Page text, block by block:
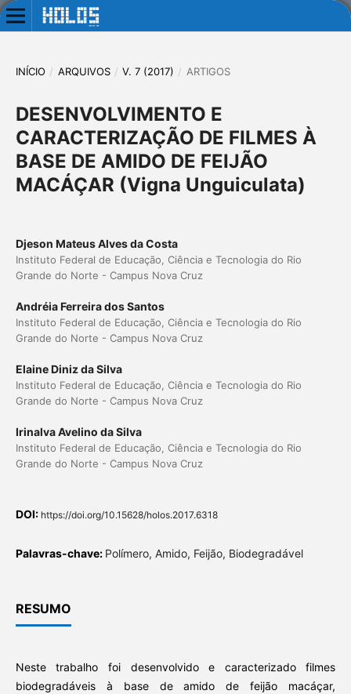
INÍCIO / ARQUIVOS / V. 7 (2017) / ARTIGOS
DESENVOLVIMENTO E
CARACTERIZAÇÃO DE FILMES À
BASE DE AMIDO DE FEIJÃO
MACÁÇAR (Vigna Unguiculata)
Djeson Mateus Alves da Costa
Instituto Federal de Educação, Ciência e Tecnologia do Rio
Grande do Norte - Campus Nova Cruz
Andréia Ferreira dos Santos
Instituto Federal de Educação, Ciência e Tecnologia do Rio
Grande do Norte - Campus Nova Cruz
Elaine Diniz da Silva
Instituto Federal de Educação, Ciência e Tecnologia do Rio
Grande do Norte - Campus Nova Cruz
Irinalva Avelino da Silva
Instituto Federal de Educação, Ciência e Tecnologia do Rio
Grande do Norte - Campus Nova Cruz
DOI: https://doi.org/10.15628/holos.2017.6318
Palavras-chave: Polímero, Amido, Feijão, Biodegradável
RESUMO
Neste trabalho foi desenvolvido e caracterizado filmes
biodegradáveis à base de amido de feijão macáçar,